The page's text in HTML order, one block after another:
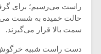
راست می‌رسیم؛ برای
حالت خمیده به شست
سمت بالا قرار می‌گیرند.
دست راست شبیه خرگوش